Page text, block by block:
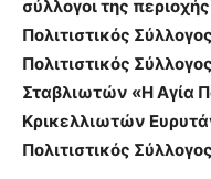
σύλλογοι της
Πολιτιστικός
Πολιτιστικός
Σταβλιωτών «Η Αγία
Κρικελλιωτών
Πολιτιστικός